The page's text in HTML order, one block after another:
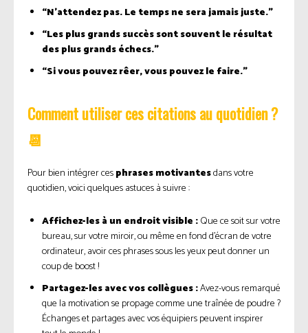
“N’attendez pas. Le temps ne sera jamais juste.”
“Les plus grands succès sont souvent le résultat
des plus grands échecs.”
“Si vous pouvez rêer, vous pouvez le faire.”
Comment utiliser ces citations au quotidien ?
📆
Pour bien intégrer cesphrases motivantesdans votre
quotidien, voici quelques astuces à suivre :
Affichez-les à un endroit visible :Que ce soit sur votre
bureau, sur votre miroir, ou même en fond d’écran de votre
ordinateur, avoir ces phrases sous les yeux peut donner un
coup de boost !
Partagez-les avec vos collègues :Avez-vous remarqué
que la motivation se propage comme une traînée de poudre ?
Échanges et partages avec vos équipiers peuvent inspirer